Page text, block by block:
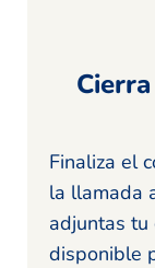
Finaliza el
la llamada
adjuntas tu
disponible